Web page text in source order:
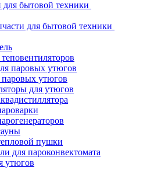
для бытовой техники
для бытовой техники
паровых утюгов
утюгов
для утюгов
пушки
для пароконвектомата
утюгов